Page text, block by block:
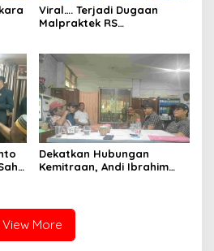
Viral…. Terjadi Dugaan
Malpraktek RS
Keterangan
Dekatkan Hubungan
Kemitraan, Andi Ibrahim
View More